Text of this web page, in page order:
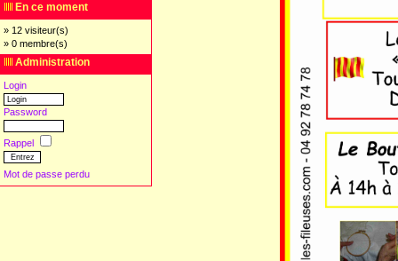
En ce moment
» 12 visiteur(s)
» 0 membre(s)
Administration
Login
Password
Rappel
Mot de passe perdu